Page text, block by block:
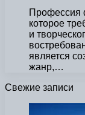
Профессия
которое
и
является
жанр,…
Свежие записи